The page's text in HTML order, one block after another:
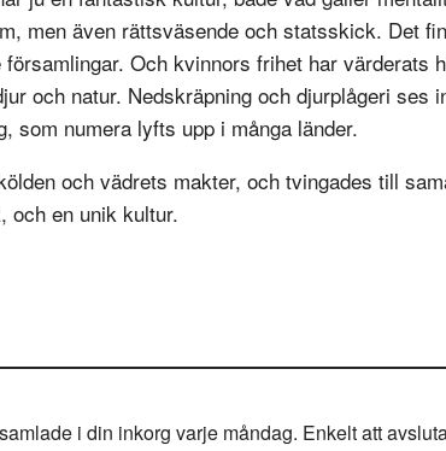
men även rättsväsende och statsskick. Det
Och kvinnors frihet har värderats
och natur. Nedskräpning och djurplågeri ses
som numera lyfts upp i många länder.
och vädrets makter, och tvingades till
och en unik kultur.
i din inkorg varje måndag. Enkelt att